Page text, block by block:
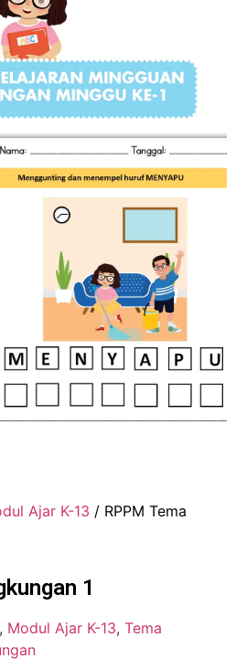
Ajar K-13 / RPPM Tema
1
, Modul Ajar K-13, Tema